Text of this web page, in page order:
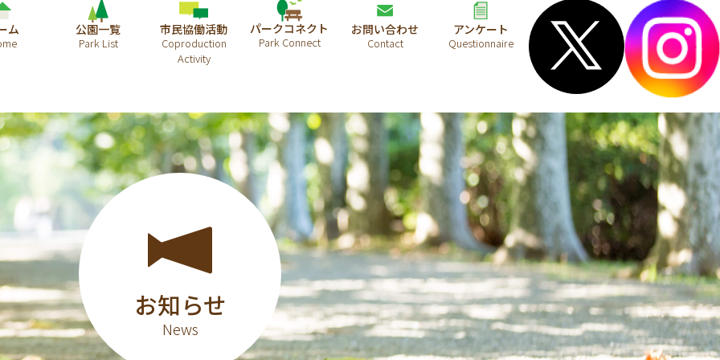
ム 公園一覧 市民協働活動 パークコネクト お問い合わせ アンケート
お知らせ